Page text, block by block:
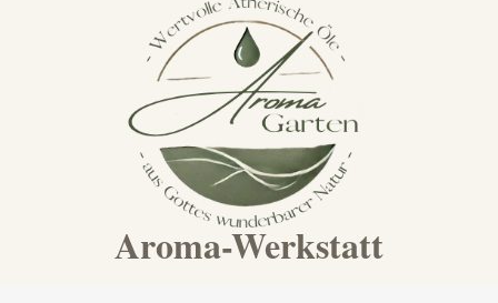
Aroma-Werkstatt